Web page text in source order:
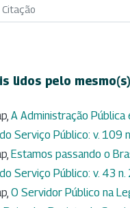
lidos pelo
A Administração Pública
Serviço Público: v. 109
Estamos passando o
Serviço Público: v. 43
O Servidor Público na